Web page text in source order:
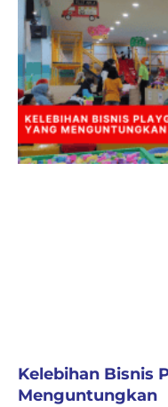
Kelebihan Bisnis
Menguntungkan